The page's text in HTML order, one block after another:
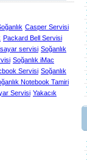
Casper Servisi
Packard Bell Servisi
servisi Soğanlık
Soğanlık iMac
Servisi Soğanlık
Notebook Tamiri
Servisi Yakacık